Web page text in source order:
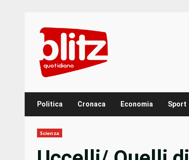
content
Politica Cronaca Economia Sport
Scienza